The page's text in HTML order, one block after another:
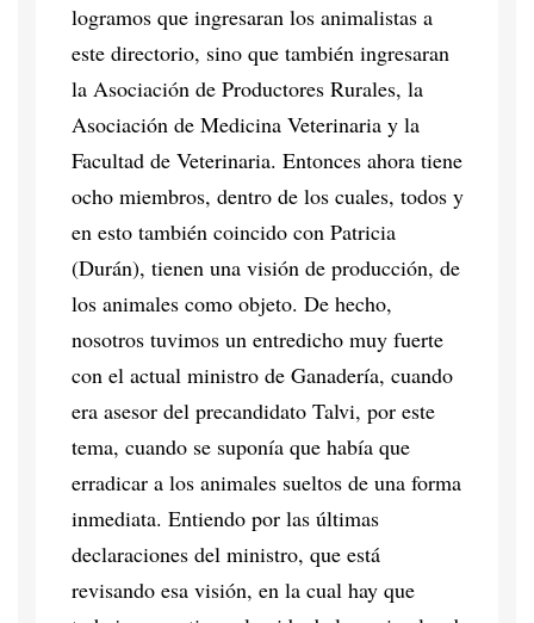
logramos que ingresaran los animalistas a
este directorio, sino que también ingresaran
la Asociación de Productores Rurales, la
Asociación de Medicina Veterinaria y la
Facultad de Veterinaria. Entonces ahora tiene
ocho miembros, dentro de los cuales, todos y
en esto también coincido con Patricia
(Durán), tienen una visión de producción, de
los animales como objeto. De hecho,
nosotros tuvimos un entredicho muy fuerte
con el actual ministro de Ganadería, cuando
era asesor del precandidato Talvi, por este
tema, cuando se suponía que había que
erradicar a los animales sueltos de una forma
inmediata. Entiendo por las últimas
declaraciones del ministro, que está
revisando esa visión, en la cual hay que